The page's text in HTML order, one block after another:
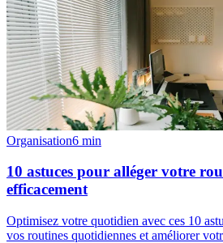
Organisation6 min
10 astuces pour alléger votre
efficacement
Optimisez votre quotidien avec ces 10
vos routines quotidiennes et améliorer